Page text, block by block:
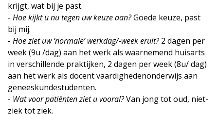
krijgt, wat bij je past.
- Hoe kijkt u nu tegen uw keuze aan?Goede keuze, past
bij mij.
- Hoe ziet uw ‘normale’ werkdag/-week eruit?2 dagen per
week (9u /dag) aan het werk als waarnemend huisarts
in verschillende praktijken, 2 dagen per week (8u/ dag)
aan het werk als docent vaardighedenonderwijs aan
geneeskundestudenten.
- Wat voor patiënten ziet u vooral?Van jong tot oud, niet-
ziek tot ziek.